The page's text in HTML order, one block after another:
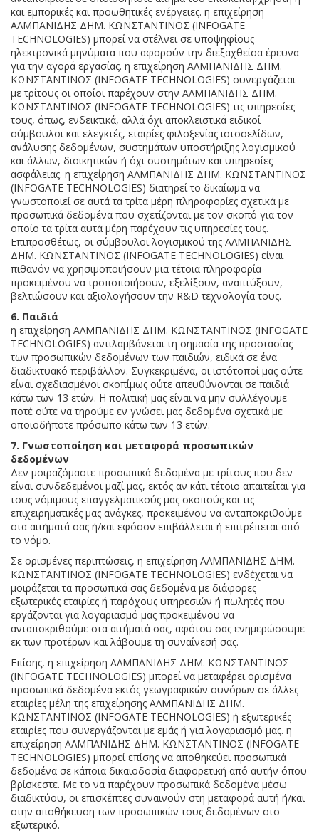
και εμπορικές και προωθητικές ενέργειες. η επιχείρηση
ΑΛΜΠΑΝΙΔΗΣ ΔΗΜ. ΚΩΝΣΤΑΝΤΙΝΟΣ (INFOGATE
TECHNOLOGIES) μπορεί να στέλνει σε υποψηφίους
ηλεκτρονικά μηνύματα που αφορούν την διεξαχθείσα έρευνα
για την αγορά εργασίας. η επιχείρηση ΑΛΜΠΑΝΙΔΗΣ ΔΗΜ.
ΚΩΝΣΤΑΝΤΙΝΟΣ (INFOGATE TECHNOLOGIES) συνεργάζεται
με τρίτους οι οποίοι παρέχουν στην ΑΛΜΠΑΝΙΔΗΣ ΔΗΜ.
ΚΩΝΣΤΑΝΤΙΝΟΣ (INFOGATE TECHNOLOGIES) τις υπηρεσίες
τους, όπως, ενδεικτικά, αλλά όχι αποκλειστικά ειδικοί
σύμβουλοι και ελεγκτές, εταιρίες φιλοξενίας ιστοσελίδων,
ανάλυσης δεδομένων, συστημάτων υποστήριξης λογισμικού
και άλλων, διοικητικών ή όχι συστημάτων και υπηρεσίες
ασφάλειας. η επιχείρηση ΑΛΜΠΑΝΙΔΗΣ ΔΗΜ. ΚΩΝΣΤΑΝΤΙΝΟΣ
(INFOGATE TECHNOLOGIES) διατηρεί το δικαίωμα να
γνωστοποιεί σε αυτά τα τρίτα μέρη πληροφορίες σχετικά με
προσωπικά δεδομένα που σχετίζονται με τον σκοπό για τον
οποίο τα τρίτα αυτά μέρη παρέχουν τις υπηρεσίες τους.
Επιπροσθέτως, οι σύμβουλοι λογισμικού της ΑΛΜΠΑΝΙΔΗΣ
ΔΗΜ. ΚΩΝΣΤΑΝΤΙΝΟΣ (INFOGATE TECHNOLOGIES) είναι
πιθανόν να χρησιμοποιήσουν μια τέτοια πληροφορία
προκειμένου να τροποποιήσουν, εξελίξουν, αναπτύξουν,
βελτιώσουν και αξιολογήσουν την R&D τεχνολογία τους.
6. Παιδιά
η επιχείρηση ΑΛΜΠΑΝΙΔΗΣ ΔΗΜ. ΚΩΝΣΤΑΝΤΙΝΟΣ (INFOGATE
TECHNOLOGIES) αντιλαμβάνεται τη σημασία της προστασίας
των προσωπικών δεδομένων των παιδιών, ειδικά σε ένα
διαδικτυακό περιβάλλον. Συγκεκριμένα, οι ιστότοποί μας ούτε
είναι σχεδιασμένοι σκοπίμως ούτε απευθύνονται σε παιδιά
κάτω των 13 ετών. Η πολιτική μας είναι να μην συλλέγουμε
ποτέ ούτε να τηρούμε εν γνώσει μας δεδομένα σχετικά με
οποιοδήποτε πρόσωπο κάτω των 13 ετών.
7. Γνωστοποίηση και μεταφορά προσωπικών
δεδομένων
Δεν μοιραζόμαστε προσωπικά δεδομένα με τρίτους που δεν
είναι συνδεδεμένοι μαζί μας, εκτός αν κάτι τέτοιο απαιτείται για
τους νόμιμους επαγγελματικούς μας σκοπούς και τις
επιχειρηματικές μας ανάγκες, προκειμένου να ανταποκριθούμε
στα αιτήματά σας ή/και εφόσον επιβάλλεται ή επιτρέπεται από
το νόμο.
Σε ορισμένες περιπτώσεις, η επιχείρηση ΑΛΜΠΑΝΙΔΗΣ ΔΗΜ.
ΚΩΝΣΤΑΝΤΙΝΟΣ (INFOGATE TECHNOLOGIES) ενδέχεται να
μοιράζεται τα προσωπικά σας δεδομένα με διάφορες
εξωτερικές εταιρίες ή παρόχους υπηρεσιών ή πωλητές που
εργάζονται για λογαριασμό μας προκειμένου να
ανταποκριθούμε στα αιτήματά σας, αφότου σας ενημερώσουμε
εκ των προτέρων και λάβουμε τη συναίνεσή σας.
Επίσης, η επιχείρηση ΑΛΜΠΑΝΙΔΗΣ ΔΗΜ. ΚΩΝΣΤΑΝΤΙΝΟΣ
(INFOGATE TECHNOLOGIES) μπορεί να μεταφέρει ορισμένα
προσωπικά δεδομένα εκτός γεωγραφικών συνόρων σε άλλες
εταιρίες μέλη της επιχείρησης ΑΛΜΠΑΝΙΔΗΣ ΔΗΜ.
ΚΩΝΣΤΑΝΤΙΝΟΣ (INFOGATE TECHNOLOGIES) ή εξωτερικές
εταιρίες που συνεργάζονται με εμάς ή για λογαριασμό μας. η
επιχείρηση ΑΛΜΠΑΝΙΔΗΣ ΔΗΜ. ΚΩΝΣΤΑΝΤΙΝΟΣ (INFOGATE
TECHNOLOGIES) μπορεί επίσης να αποθηκεύει προσωπικά
δεδομένα σε κάποια δικαιοδοσία διαφορετική από αυτήν όπου
βρίσκεστε. Με το να παρέχουν προσωπικά δεδομένα μέσω
διαδικτύου, οι επισκέπτες συναινούν στη μεταφορά αυτή ή/και
στην αποθήκευση των προσωπικών τους δεδομένων στο
εξωτερικό.